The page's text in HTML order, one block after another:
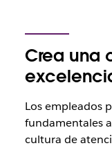
Crea una
Los empleados
fundamentales
cultura de